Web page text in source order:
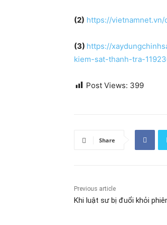
(2) https://
(3) https://
kiem-sat-thanh-tra-
Post Views: 399
Share
Previous article
Khi luật sư bị đuổi khỏi